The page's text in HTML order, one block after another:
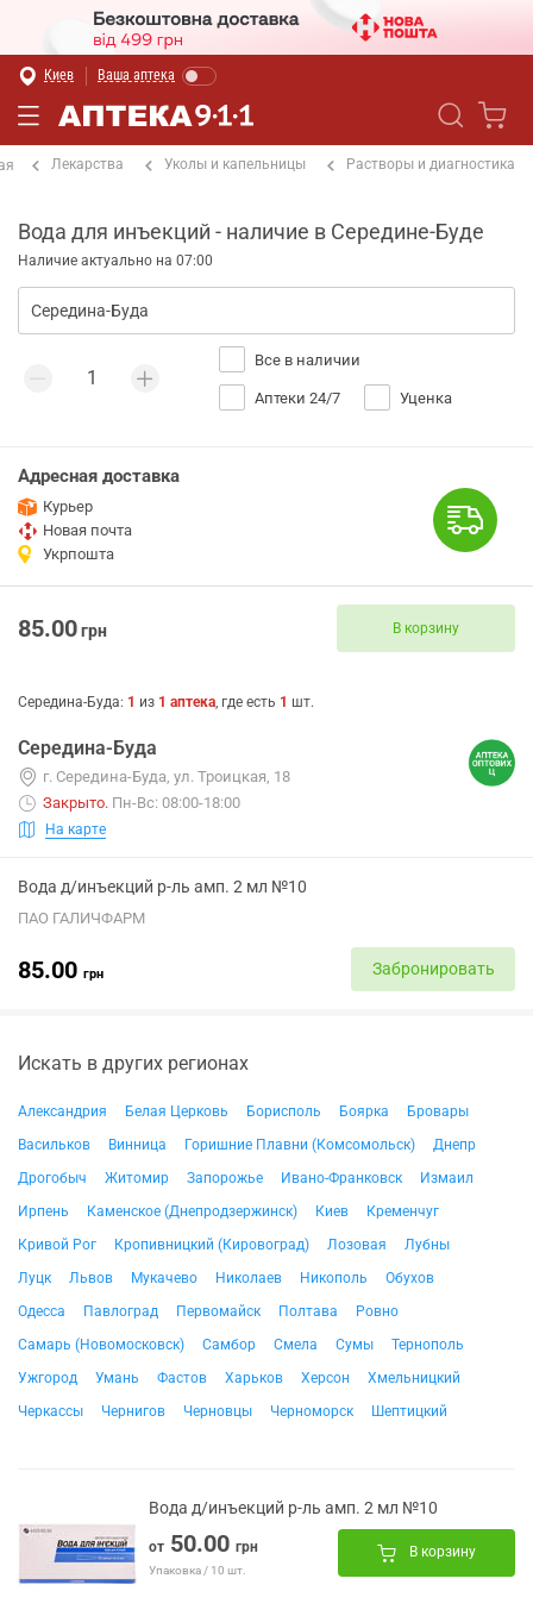
Киев Ваша аптека
Лекарства Уколы и капельницы Растворы и диагностика
Вода для инъекций - наличие в Середине-Буде
Наличие актуально на 07:00
Все в наличии
Аптеки 24/7 Уценка
Адресная доставка
Курьер
Новая почта
Укрпошта
85.00грн В корзину
Середина-Буда: 1 из 1 аптека, где есть 1 шт.
Середина-Буда
г. Середина-Буда, ул. Троицкая, 18
Закрыто. Пн-Вс: 08:00-18:00
На карте
Вода д/инъекций р-ль амп. 2 мл №10
ПАО ГАЛИЧФАРМ
85.00 грн Забронировать
Искать в других регионах
Александрия Белая Церковь Борисполь Боярка
Бровары
Васильков
Винница Горишние Плавни (Комсомольск)
Днепр
Дрогобыч
Житомир Запорожье Ивано-Франковск
Измаил
Ирпень
Каменское (Днепродзержинск) Киев
Кременчуг
Кривой Рог
Кропивницкий (Кировоград) Лозовая
Лубны
Луцк
Львов Мукачево Николаев Никополь
Обухов
Одесса
Павлоград Первомайск Полтава
Ровно
Самарь (Новомосковск)
Самбор Смела Сумы
Тернополь
Ужгород
Умань Фастов Харьков Херсон
Хмельницкий
Черкассы
Чернигов Черновцы Черноморск Шептицкий
Вода д/инъекций р-ль амп. 2 мл №10
от 50.00 грн
Упаковка / 10 шт.
В корзину